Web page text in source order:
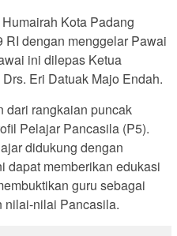
Kota Padang
dengan menggelar Pawai
ini dilepas Ketua
Eri Datuak Majo Endah.
dari rangkaian puncak
Pelajar Pancasila (P5).
didukung dengan
dapat memberikan edukasi
guru sebagai
nilai-nilai Pancasila.